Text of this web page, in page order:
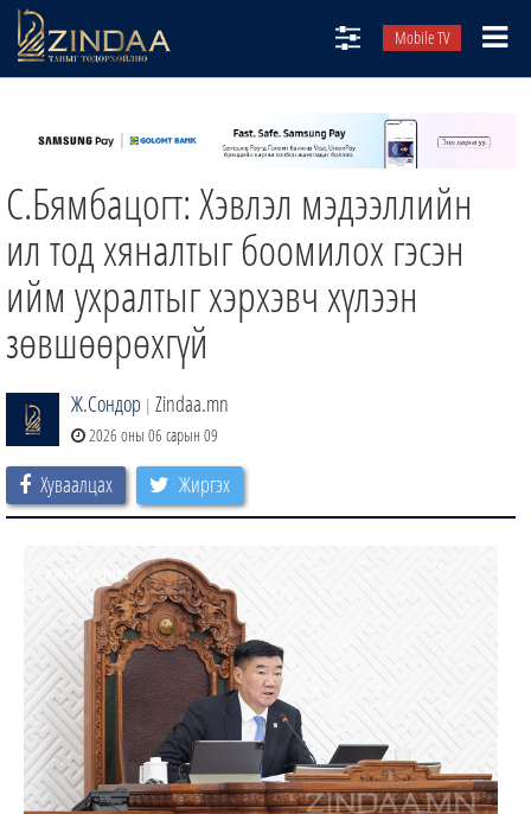
Mobile TV
ТВ8
ӨГЛӨӨНИЙ СОНИН
ЗИНДАА СЭТГҮҮЛ
С.Бямбацогт: Хэвлэл мэдээллийн
ил тод хяналтыг боомилох гэсэн
ийм ухралтыг хэрхэвч хүлээн
зөвшөөрөхгүй
Ж.Сондор | Zindaa.mn
2026 оны 06 сарын 09
Хуваалцах Жиргэх